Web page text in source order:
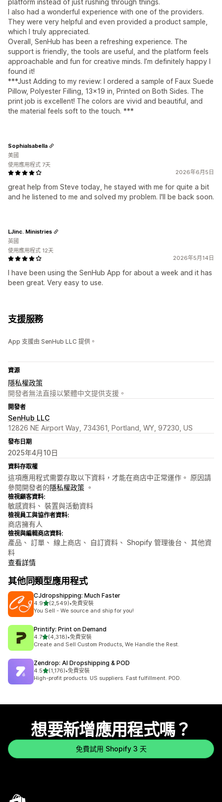
platform instead of just rushing through things.
I also had a wonderful experience with one of the providers.
They were very helpful and even provided a product sample,
which I truly appreciated.
Overall, SenHub has been a refreshing experience. The
support is friendly, the tools are useful, and the platform feels
approachable and fun for creative minds. I’m definitely happy I
found it!
***Just Adding to my review: I ordered a sample of Faux Suede
Pillow, Polyester Filling, 13x19 in, Printed on Both Sides. The
print job is excellent! The colors are vivid and beautiful, and
the material feels soft to the touch. ***
2026年6月5日
great help from Steve today, he stayed with me for quite a bit
and he listened to me and solved my problem. I'll be back soon.
SophiaIsabella
美國
使用應用程式 7天
2026年5月14日
I have been using the SenHub App for about a week and it has
been great. Very easy to use.
LJinc. Ministries
英國
使用應用程式 12天
支援服務
App 支援由 SenHub LLC 提供。
資源
隱私權政策
開發者無法直接以繁體中文提供支援。
開發者
SenHub LLC
12826 NE Airport Way, 734361, Portland, WY, 97230, US
發布日期
2025年4月10日
資料存取權
這項應用程式需要存取以下資料，才能在商店中正常運作。 原因請
參閱開發者的隱私權政策 。
檢視顧客資料:
敏感資料、 裝置與活動資料
檢視員工與協作者資料:
商店擁有人
檢視與編輯商店資料:
產品、 訂單、 線上商店、 自訂資料、 Shopify 管理後台、 其他資
料
查看詳情
其他同類型應用程式
CJdropshipping: Much Faster
4.9滿分 5 顆星
(2,549)
共有 2549 則評價
•免費安裝
You Sell - We source and ship for you!
Printify: Print on Demand
4.7滿分 5 顆星
(4,318)
共有 4318 則評價
•免費安裝
Create and Sell Custom Products, We Handle the Rest.
Zendrop: AI Dropshipping & POD
4.5滿分 5 顆星
(1,176)
共有 1176 則評價
•免費安裝
High-profit products. US suppliers. Fast fulfillment. POD.
想要新增應用程式嗎？
免費試用 Shopify 3 天